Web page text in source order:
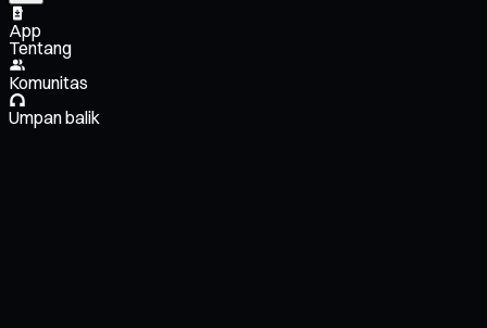
App
Tentang
Komunitas
Umpan balik